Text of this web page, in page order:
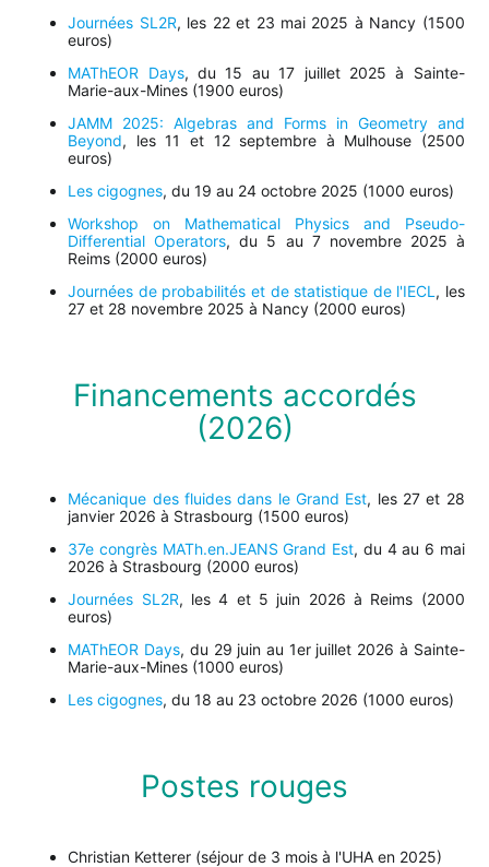
Journées SL2R, les 22 et 23 mai 2025 à Nancy (1500
euros)
MAThEOR Days, du 15 au 17 juillet 2025 à Sainte-
Marie-aux-Mines (1900 euros)
JAMM 2025: Algebras and Forms in Geometry and
Beyond, les 11 et 12 septembre à Mulhouse (2500
euros)
Les cigognes, du 19 au 24 octobre 2025 (1000 euros)
Workshop on Mathematical Physics and Pseudo-
Differential Operators, du 5 au 7 novembre 2025 à
Reims (2000 euros)
Journées de probabilités et de statistique de l'IECL , les
27 et 28 novembre 2025 à Nancy (2000 euros)
Financements accordés
(2026)
Mécanique des fluides dans le Grand Est, les 27 et 28
janvier 2026 à Strasbourg (1500 euros)
37e congrès MATh.en.JEANS Grand Est, du 4 au 6 mai
2026 à Strasbourg (2000 euros)
Journées SL2R, les 4 et 5 juin 2026 à Reims (2000
euros)
MAThEOR Days, du 29 juin au 1er juillet 2026 à Sainte-
Marie-aux-Mines (1000 euros)
Les cigognes, du 18 au 23 octobre 2026 (1000 euros)
Postes rouges
Christian Ketterer (séjour de 3 mois à l'UHA en 2025)